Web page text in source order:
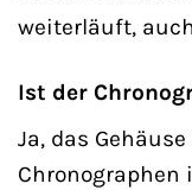
weiterläuft,
Ist der
Ja, das